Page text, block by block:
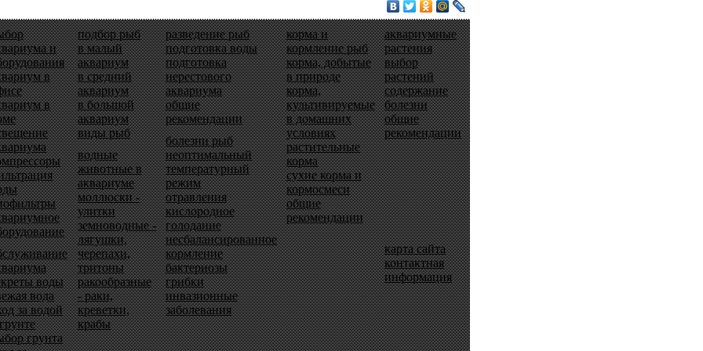
и
в
в
воды
вода
за водой
грунта
подбор рыб
в малый
аквариум
в средний
аквариум
в большой
аквариум
виды рыб
водные
животные в
аквариуме
моллюски -
улитки
земноводные -
лягушки,
черепахи,
тритоны
ракообразные
- раки,
креветки,
крабы
разведение рыб
подготовка воды
подготовка
нерестового
аквариума
общие
рекомендации
болезни рыб
неоптимальный
температурный
режим
отравления
кислородное
голодание
несбалансированное
кормление
бактериозы
грибки
инвазионные
заболевания
корма и
кормление рыб
корма, добытые
в природе
корма,
культивируемые
в домашних
условиях
растительные
корма
сухие корма и
кормосмеси
общие
рекомендации
аквариумные
растения
выбор
растений
содержание
болезни
общие
рекомендации
карта сайта
контактная
информация